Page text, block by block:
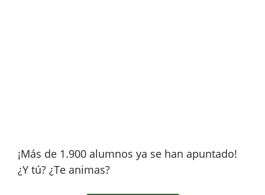
¡Más de 1.900 alumnos ya se han apuntado!
¿Y tú? ¿Te animas?